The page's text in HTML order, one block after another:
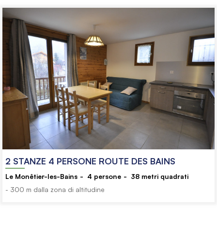
2 STANZE 4 PERSONE ROUTE DES BAINS
Le Monêtier-les-Bains 4 persone 38 metri quadrati
- 300 m dalla zona di altitudine